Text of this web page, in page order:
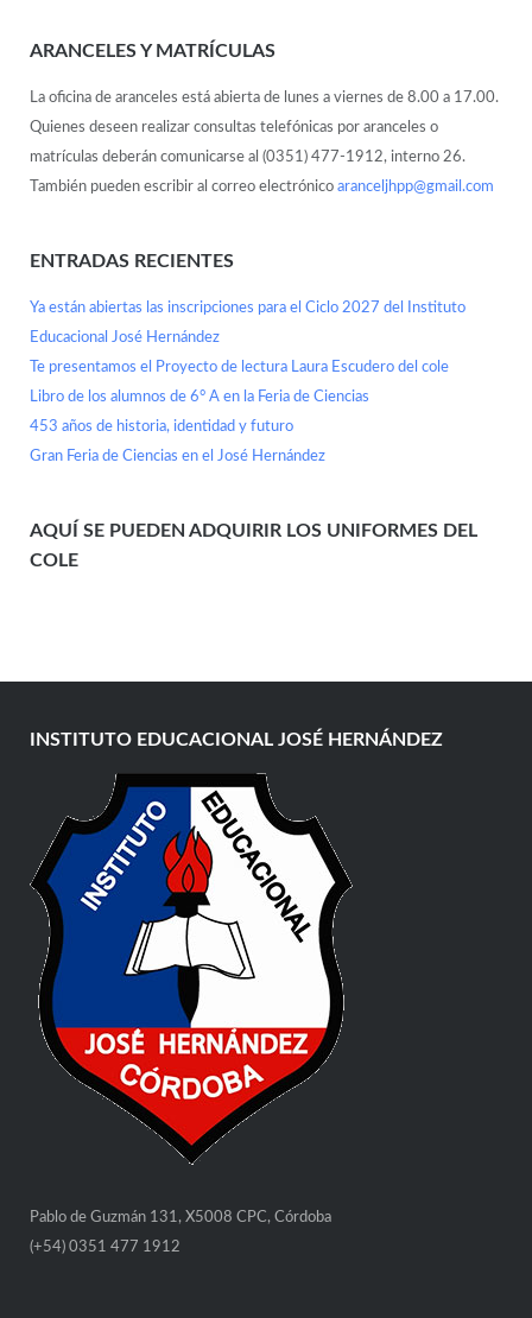
ARANCELES Y MATRÍCULAS
La oficina de aranceles está abierta de lunes a viernes de 8.00 a 17.00.
Quienes deseen realizar consultas telefónicas por aranceles o
matrículas deberán comunicarse al (0351) 477-1912, interno 26.
También pueden escribir al correo electrónico aranceljhpp@gmail.com
ENTRADAS RECIENTES
Ya están abiertas las inscripciones para el Ciclo 2027 del Instituto
Educacional José Hernández
Te presentamos el Proyecto de lectura Laura Escudero del cole
Libro de los alumnos de 6° A en la Feria de Ciencias
453 años de historia, identidad y futuro
Gran Feria de Ciencias en el José Hernández
AQUÍ SE PUEDEN ADQUIRIR LOS UNIFORMES DEL
COLE
INSTITUTO EDUCACIONAL JOSÉ HERNÁNDEZ
Pablo de Guzmán 131, X5008 CPC, Córdoba
(+54) 0351 477 1912